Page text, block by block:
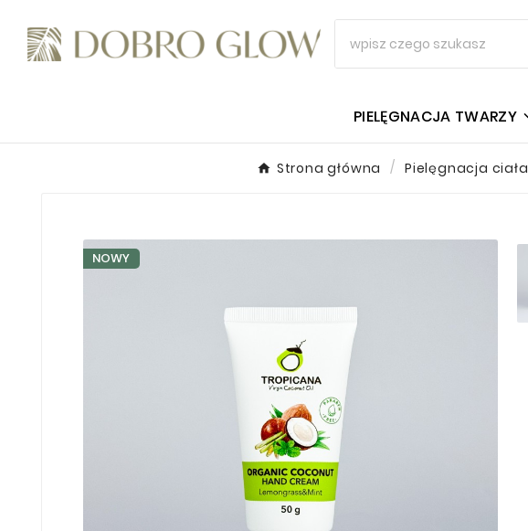
PIELĘGNACJA TWARZY
Strona główna Pielęgnacja ciała
NOWY